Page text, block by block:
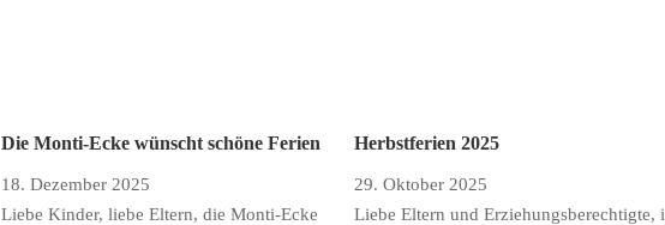
Die Monti-Ecke wünscht schöne Ferien
18. Dezember 2025
Liebe Kinder, liebe Eltern, die Monti-Ecke
Herbstferien 2025
29. Oktober 2025
Liebe Eltern und Erziehungsberechtigte,